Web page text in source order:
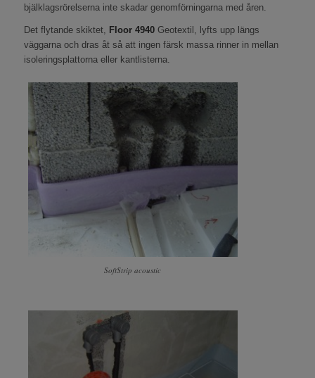
bjälklagsrörelserna inte skadar genomförningarna med åren.
Det flytande skiktet, Floor 4940Geotextil, lyfts upp längs
väggarna och dras åt så att ingen färsk massa rinner in mellan
isoleringsplattorna eller kantlisterna.
SoftStrip acoustic